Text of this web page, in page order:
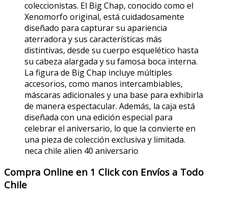
Compra Online en 1 Click con Envíos a Todo
Chile